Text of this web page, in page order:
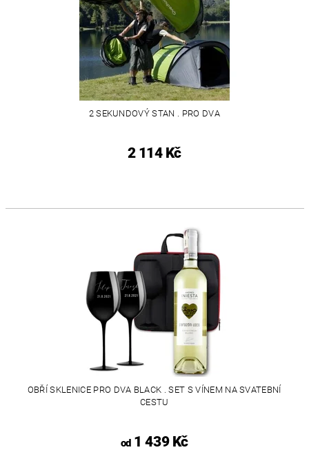
2 SEKUNDOVÝ STAN . PRO DVA
2 114 Kč
OBŘÍ SKLENICE PRO DVA BLACK . SET S VÍNEM NA SVATEBNÍ
CESTU
od1 439 Kč